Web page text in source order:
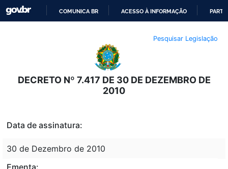
O
CONTEÚDO
COMUNICA BR ACESSO À INFORMAÇÃO
Pesquisar Legislação
DECRETO Nº 7.417 DE 30 DE DEZEMBRO DE
2010
Data de assinatura:
30 de Dezembro de 2010
Ementa: